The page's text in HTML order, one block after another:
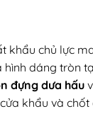
khẩu chủ lực
dáng tròn
đựng dưa hấu
khẩu và chốt